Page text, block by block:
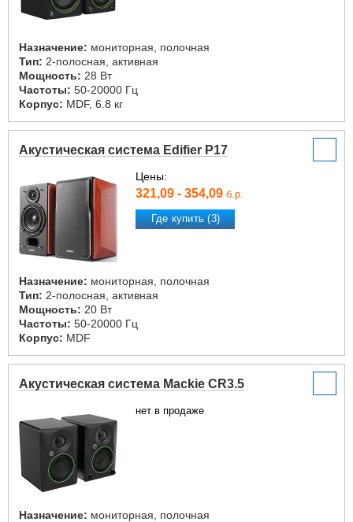
Назначение: мониторная, полочная
Тип: 2-полосная, активная
Мощность: 28 Вт
Частоты: 50-20000 Гц
Корпус: MDF, 6.8 кг
Акустическая система Edifier P17
Цены:
321,09 - 354,09 б.р.
Где купить (3)
Назначение: мониторная, полочная
Тип: 2-полосная, активная
Мощность: 20 Вт
Частоты: 50-20000 Гц
Корпус: MDF
Акустическая система Mackie CR3.5
нет в продаже
Назначение: мониторная, полочная